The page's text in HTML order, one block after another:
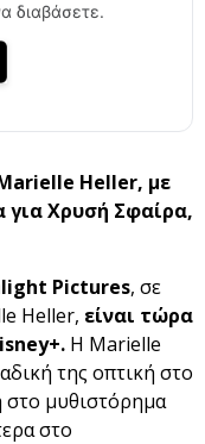
διαβάσετε.
Heller, με
Χρυσή Σφαίρα,
Pictures, σε
Heller, είναι τώρα
Η Marielle
της οπτική στο
στο μυθιστόρημα
στο